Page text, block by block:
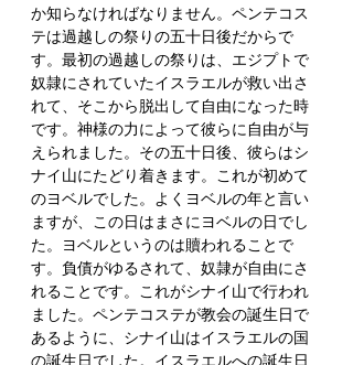
か知らなければなりません。ペンテコス
テは過越しの祭りの五十日後だからで
す。最初の過越しの祭りは、エジプトで
奴隷にされていたイスラエルが救い出さ
れて、そこから脱出して自由になった時
です。神様の力によって彼らに自由が与
えられました。その五十日後、彼らはシ
ナイ山にたどり着きます。これが初めて
のヨベルでした。よくヨベルの年と言い
ますが、この日はまさにヨベルの日でし
た。ヨベルというのは贖われることで
す。負債がゆるされて、奴隷が自由にさ
れることです。これがシナイ山で行われ
ました。ペンテコステが教会の誕生日で
あるように、シナイ山はイスラエルの国
の誕生日でした。イスラエルへの誕生日